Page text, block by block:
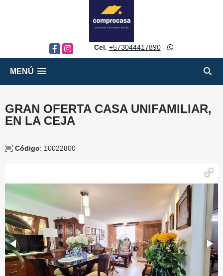
FacebookInstagram Cel. +573044417890-
MENÚ
GRAN OFERTA CASA UNIFAMILIAR,
EN LA CEJA
Código: 10022800